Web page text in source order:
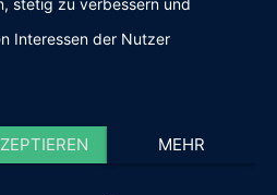
stetig zu verbessern und
Interessen der Nutzer
MEHR